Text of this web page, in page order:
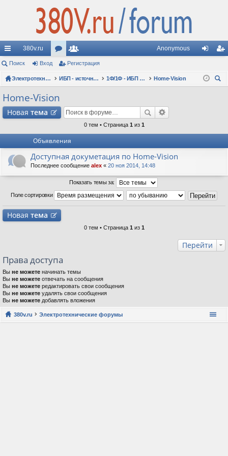
с
ы
лк
380v.ru
ор
ум
ол
ьз
ат
и
Anonymous
д ис
Поиск Вход Регистрация
Электротехнические форумы ИБП - источники бесперебойного питания 1Ф/1Ф - ИБП N-POWER - однофазные 1-10 кВА - вопросы по моделям
Home-Vision
Home-Vision
Новая тема
0 тем • Страница 1 из 1
Объявления
Доступная докуметация по Home-Vision
Последнее сообщение alex « 20 ноя 2014, 14:48
Показать темы за:
Поле сортировки
Новая тема
0 тем • Страница 1 из 1
Перейти
Права доступа
Вы не можете начинать темы
Вы не можете отвечать на сообщения
Вы не можете редактировать свои сообщения
Вы не можете удалять свои сообщения
Вы не можете добавлять вложения
380v.ru Электротехнические форумы